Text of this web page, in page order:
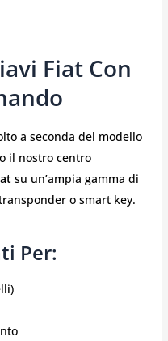
Fiat Con
a seconda del modello
il nostro centro
su un’ampia gamma di
o smart key.
Per: